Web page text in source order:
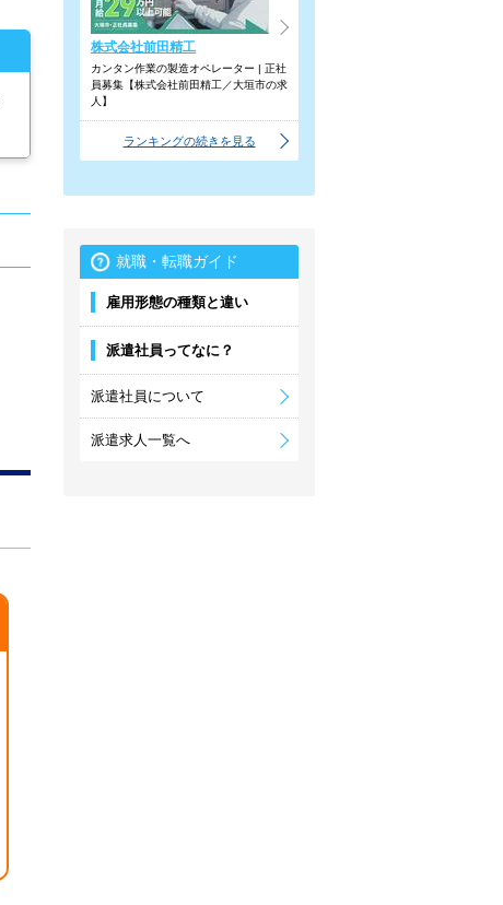
株式会社前田精工
カンタン作業の製造オペレーター | 正社
員募集【株式会社前田精工／大垣市の求
人】
ランキングの続きを見る
就職・転職ガイド
雇用形態の種類と違い
派遣社員ってなに？
派遣社員について
派遣求人一覧へ